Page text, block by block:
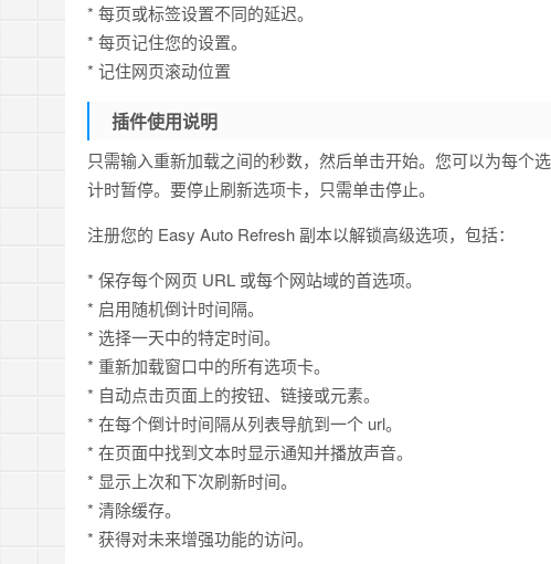
* 每页或标签设置不同的延迟。
* 每页记住您的设置。
* 记住网页滚动位置
插件使用说明
只需输入重新加载之间的秒数，然后单击开始。您可以为每个
计时暂停。要停止刷新选项卡，只需单击停止。
注册您的 Easy Auto Refresh 副本以解锁高级选项，包括：
* 保存每个网页 URL 或每个网站域的首选项。
* 启用随机倒计时间隔。
* 选择一天中的特定时间。
* 重新加载窗口中的所有选项卡。
* 自动点击页面上的按钮、链接或元素。
* 在每个倒计时间隔从列表导航到一个 url。
* 在页面中找到文本时显示通知并播放声音。
* 显示上次和下次刷新时间。
* 清除缓存。
* 获得对未来增强功能的访问。